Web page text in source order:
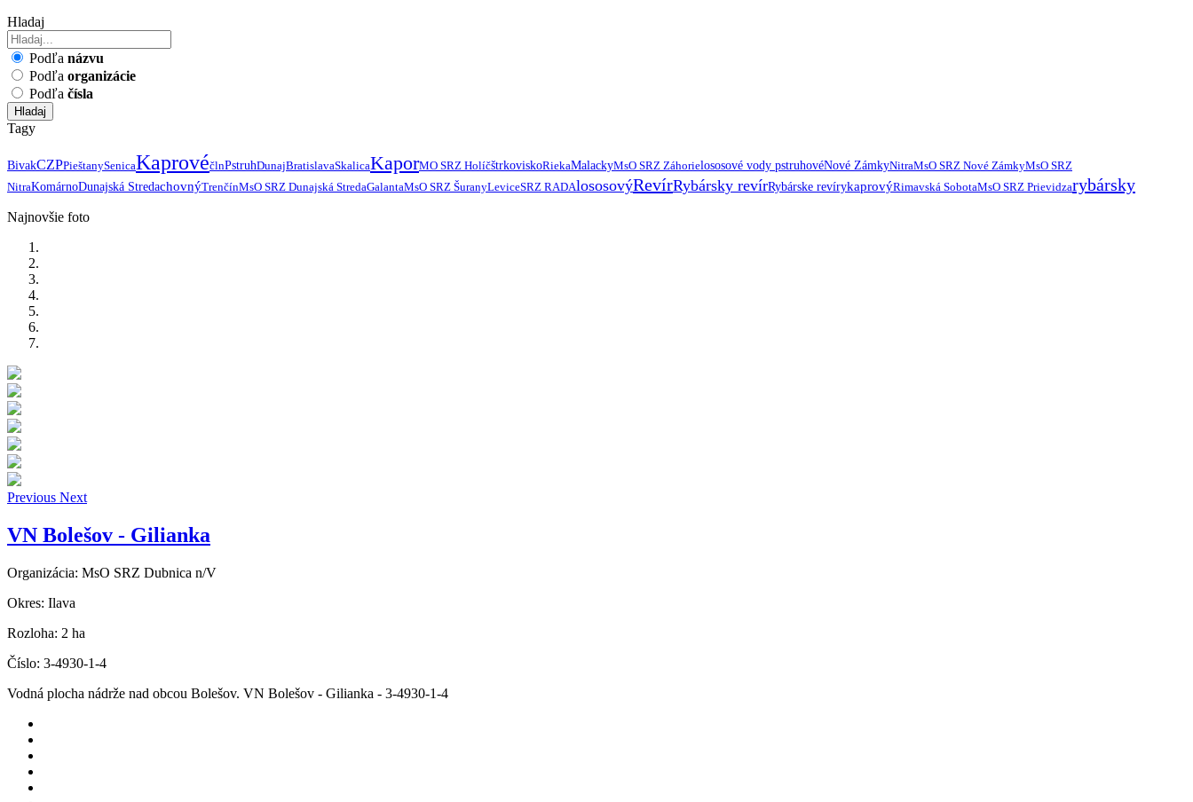
Hladaj
Podľa názvu
Podľa organizácie
Podľa čísla
Hladaj
Tagy
BivakCZPPieštanySenicaKaprovéčlnPstruhDunajBratislavaSkalicaKaporMO SRZ HolíčštrkoviskoRiekaMalackyMsO SRZ Záhorielososové vody pstruhovéNové ZámkyNitraMsO SRZ Nové ZámkyMsO SRZ
NitraKomárnoDunajská StredachovnýTrenčínMsO SRZ Dunajská StredaGalantaMsO SRZ ŠuranyLeviceSRZ RADAlososovýRevírRybársky revírRybárske revírykaprovýRimavská SobotaMsO SRZ Prievidzarybársky
Najnovšie foto
Previous Next
VN Bolešov - Gilianka
Organizácia: MsO SRZ Dubnica n/V
Okres: Ilava
Rozloha: 2 ha
Číslo: 3-4930-1-4
Vodná plocha nádrže nad obcou Bolešov. VN Bolešov - Gilianka - 3-4930-1-4